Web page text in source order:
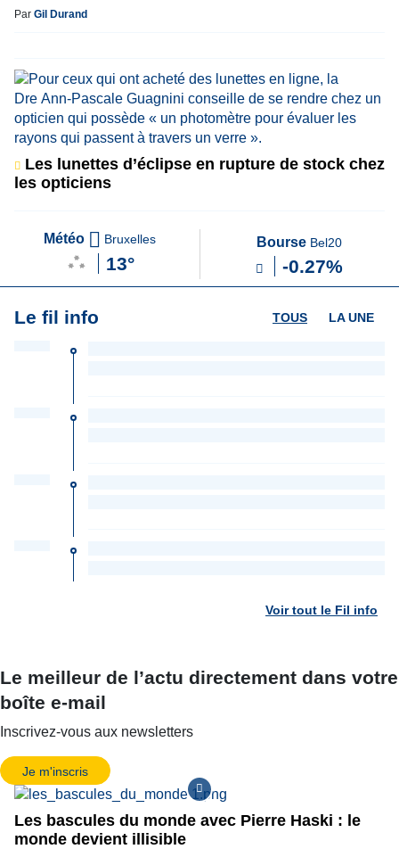
Par Gil Durand
Les lunettes d’éclipse en rupture de stock chez
les opticiens
Météo Bruxelles
13°
Bourse Bel20
-0.27%
Le fil info LA UNE
TOUS
Voir tout le Fil info
Le meilleur de l’actu directement dans votre
boîte e-mail
Inscrivez-vous aux newsletters
Je m'inscris
Les bascules du monde avec Pierre Haski : le
monde devient illisible